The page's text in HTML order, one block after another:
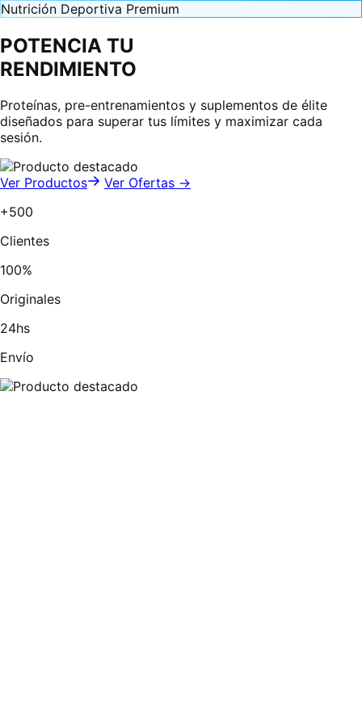
Nutrición Deportiva Premium
POTENCIA TU
RENDIMIENTO
Proteínas, pre-entrenamientos y suplementos de élite
diseñados para superar tus límites y maximizar cada
sesión.
Ver Productos
Ver Ofertas →
+500
Clientes
100%
Originales
24hs
Envío